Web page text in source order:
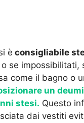
è consigliabile
o se impossibilitati,
come il bagno o
un
stesi. Questo
dai vestiti